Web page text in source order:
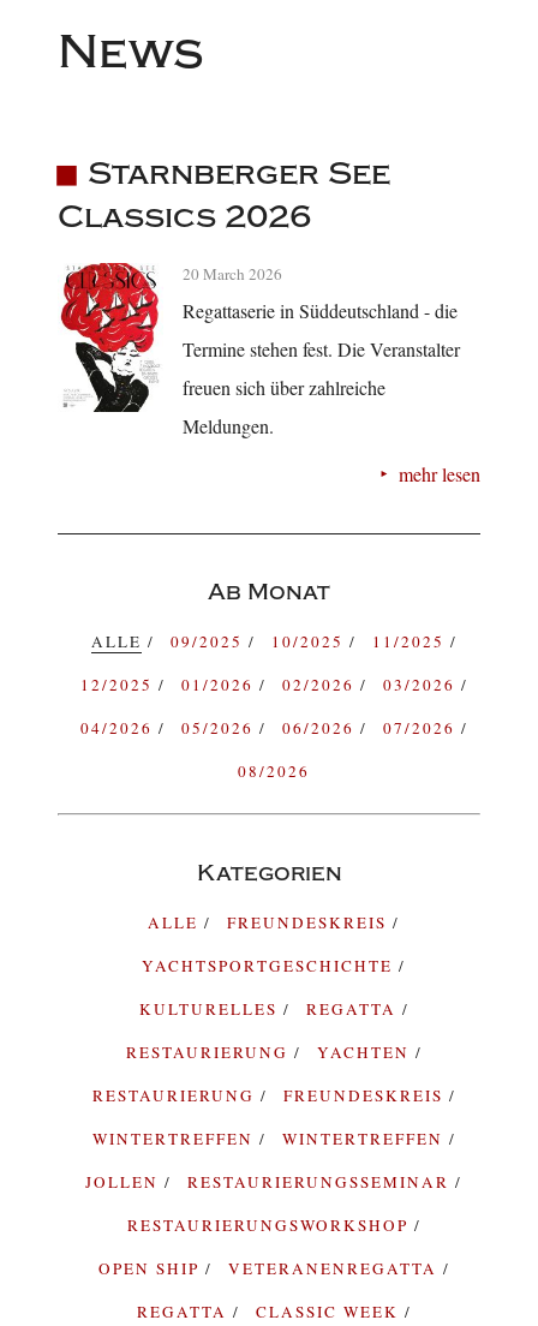
News
Starnberger See
Classics 2026
20 March 2026
Regattaserie in Süddeutschland - die
Termine stehen fest. Die Veranstalter
freuen sich über zahlreiche
Meldungen.
mehr lesen
Ab Monat
ALLE 09/2025 10/2025
11/2025
12/2025
01/2026 02/2026
03/2026
04/2026
05/2026 06/2026
07/2026
08/2026
Kategorien
ALLE
FREUNDESKREIS
YACHTSPORTGESCHICHTE
KULTURELLES
REGATTA
RESTAURIERUNG
YACHTEN
RESTAURIERUNG
FREUNDESKREIS
WINTERTREFFEN
WINTERTREFFEN
JOLLEN
RESTAURIERUNGSSEMINAR
RESTAURIERUNGSWORKSHOP
OPEN SHIP
VETERANENREGATTA
REGATTA
CLASSIC WEEK